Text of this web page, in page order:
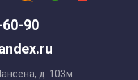
90
д. 103м